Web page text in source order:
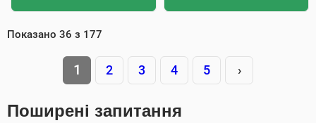
Показано 36 з 177
1 2 3 4 5 ›
Поширені запитання